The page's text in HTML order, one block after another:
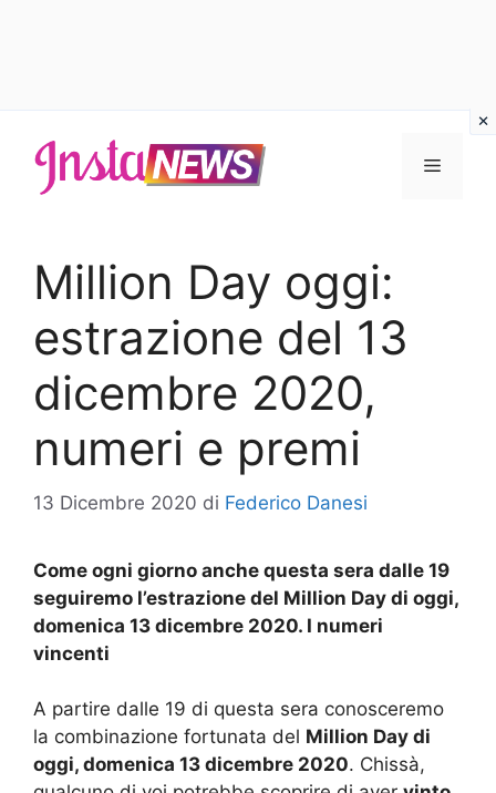
contenuto
Menu
Million Day oggi:
estrazione del 13
dicembre 2020,
numeri e premi
13 Dicembre 2020 di Federico Danesi
Come ogni giorno anche questa sera dalle 19
seguiremo l’estrazione del Million Day di oggi,
domenica 13 dicembre 2020. I numeri
vincenti
A partire dalle 19 di questa sera conosceremo
la combinazione fortunata del Million Day di
oggi, domenica 13 dicembre 2020. Chissà,